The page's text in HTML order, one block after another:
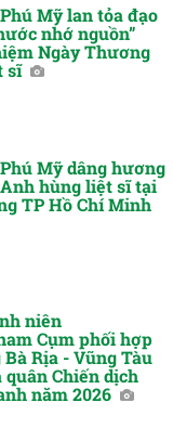
Mỹ lan tỏa đạo
nhớ nguồn”
Ngày Thương
sĩ
Phú Mỹ dâng hương
hùng liệt sĩ tại
TP Hồ Chí Minh
niên
Cụm phối hợp
Rịa - Vũng Tàu
quân Chiến dịch
năm 2026